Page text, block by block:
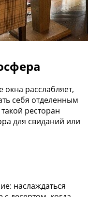
расслабляет,
себя отделенным
ресторан
для свиданий или
наслаждаться